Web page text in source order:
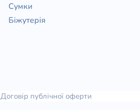
Сумки
Біжутерія
Договір публічної оферти